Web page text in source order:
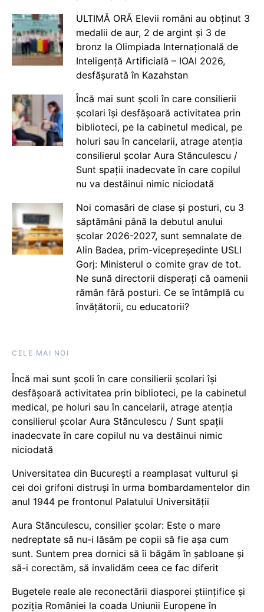
ULTIMĂ ORĂ Elevii români au obținut 3
medalii de aur, 2 de argint și 3 de
bronz la Olimpiada Internațională de
Inteligență Artificială – IOAI 2026,
desfășurată în Kazahstan
Încă mai sunt școli în care consilierii
școlari își desfășoară activitatea prin
biblioteci, pe la cabinetul medical, pe
holuri sau în cancelarii, atrage atenția
consilierul școlar Aura Stănculescu /
Sunt spații inadecvate în care copilul
nu va destăinui nimic niciodată
Noi comasări de clase și posturi, cu 3
săptămâni până la debutul anului
școlar 2026-2027, sunt semnalate de
Alin Badea, prim-vicepreședinte USLI
Gorj: Ministerul o comite grav de tot.
Ne sună directorii disperați că oamenii
rămân fără posturi. Ce se întâmplă cu
învățătorii, cu educatorii?
CELE MAI NOI
Încă mai sunt școli în care consilierii școlari își
desfășoară activitatea prin biblioteci, pe la cabinetul
medical, pe holuri sau în cancelarii, atrage atenția
consilierul școlar Aura Stănculescu / Sunt spații
inadecvate în care copilul nu va destăinui nimic
niciodată
Universitatea din București a reamplasat vulturul și
cei doi grifoni distruși în urma bombardamentelor din
anul 1944 pe frontonul Palatului Universității
Aura Stănculescu, consilier școlar: Este o mare
nedreptate să nu-i lăsăm pe copii să fie așa cum
sunt. Suntem prea dornici să îi băgăm în șabloane și
să-i corectăm, să invalidăm ceea ce fac diferit
Bugetele reale ale reconectării diasporei științifice și
poziția României la coada Uniunii Europene în